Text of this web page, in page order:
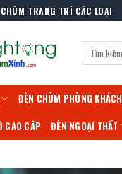
TRANG TRÍ CÁC LOẠI
Tìm
kiếm:
ĐÈN CHÙM PHÒNG KHÁCH
CAO CẤP ĐÈN NGOẠI THẤT